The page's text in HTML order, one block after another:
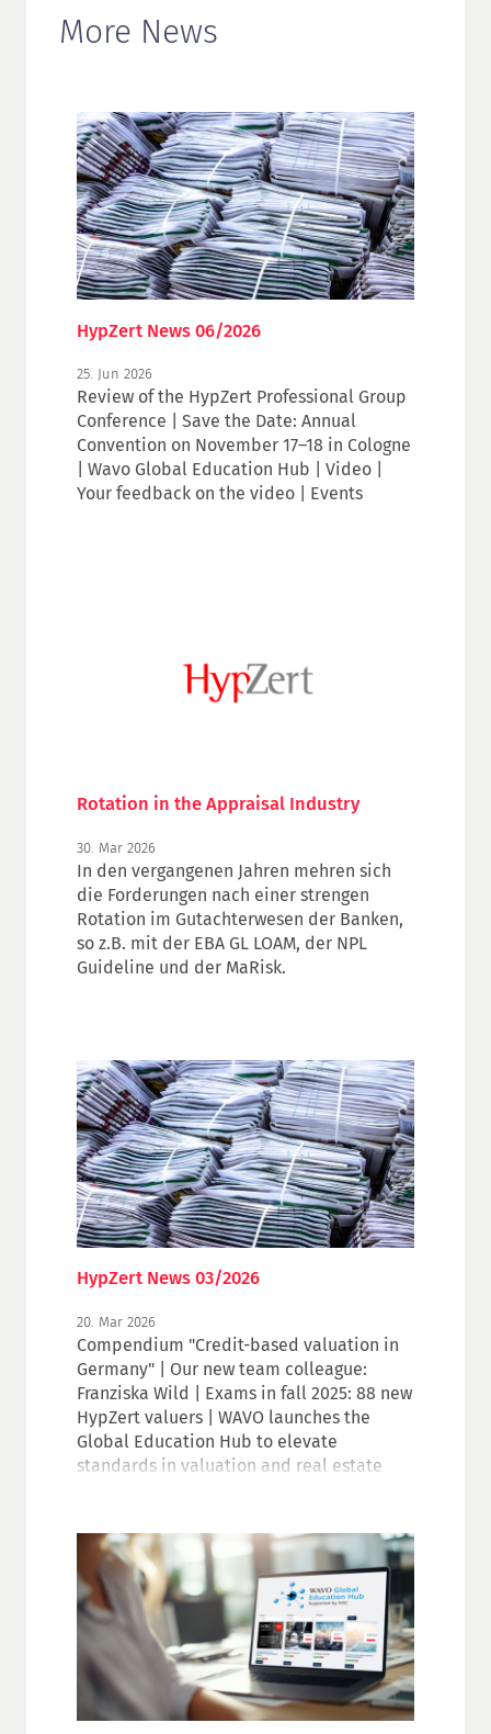
More News
HypZert News 06/2026
25. Jun 2026
Review of the HypZert Professional Group
Conference | Save the Date: Annual
Convention on November 17–18 in Cologne
| Wavo Global Education Hub | Video |
Your feedback on the video | Events
Rotation in the Appraisal Industry
30. Mar 2026
In den vergangenen Jahren mehren sich
die Forderungen nach einer strengen
Rotation im Gutachterwesen der Banken,
so z.B. mit der EBA GL LOAM, der NPL
Guideline und der MaRisk.
HypZert News 03/2026
20. Mar 2026
Compendium "Credit-based valuation in
Germany" | Our new team colleague:
Franziska Wild | Exams in fall 2025: 88 new
HypZert valuers | WAVO launches the
Global Education Hub to elevate
standards in valuation and real estate
Roundtable | Unchanged minimum
capitalization rates in 2026 | Is your data
still up to date?